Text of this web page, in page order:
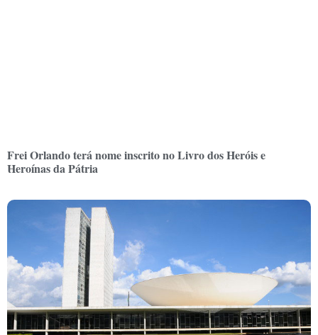
Frei Orlando terá nome inscrito no Livro dos Heróis e
Heroínas da Pátria